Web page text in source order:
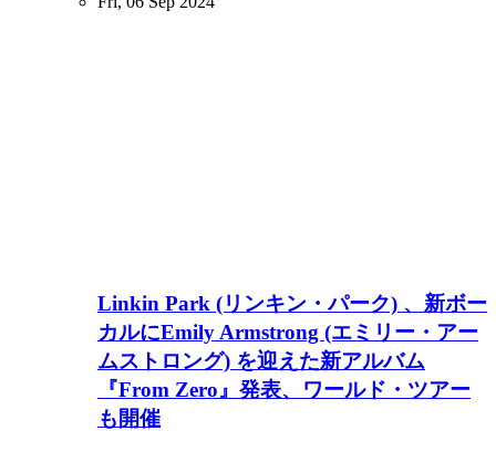
Linkin Park (リンキン・パーク) 、新ボー
カルにEmily Armstrong (エミリー・アー
ムストロング) を迎えた新アルバム
『From Zero』発表、ワールド・ツアー
も開催